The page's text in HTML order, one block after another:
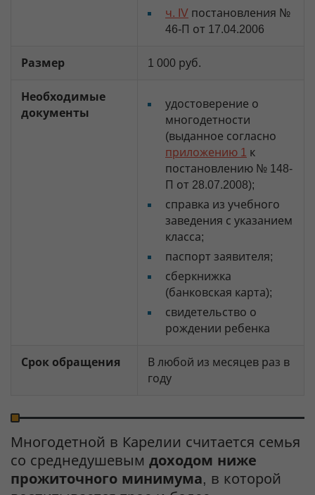
ч. IV постановления №
46-П от 17.04.2006
Размер 1 000 руб.
Необходимые
документы
удостоверение о
многодетности
(выданное согласно
приложению 1 к
постановлению № 148-
П от 28.07.2008);
справка из учебного
заведения с указанием
класса;
паспорт заявителя;
сберкнижка
(банковская карта);
свидетельство о
рождении ребенка
Срок обращения
В любой из месяцев раз в
году
Многодетной в Карелии считается семья
со среднедушевым доходом ниже
прожиточного минимума, в которой